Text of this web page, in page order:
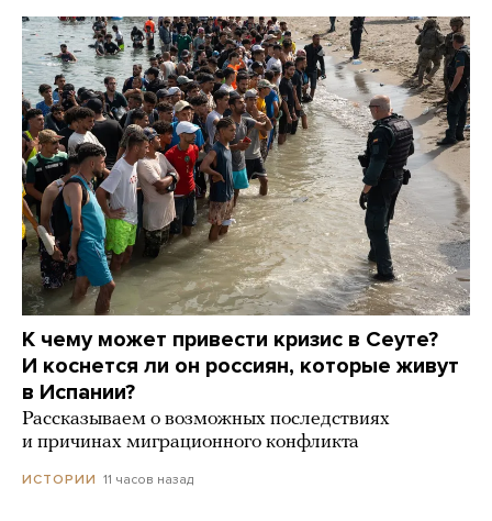
К чему может привести кризис в Сеуте?
И коснется ли он россиян, которые живут
в Испании?
Рассказываем о возможных последствиях
и причинах миграционного конфликта
ИСТОРИИ 11 часов назад